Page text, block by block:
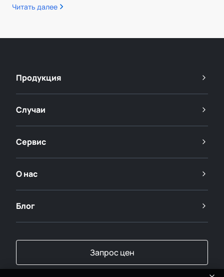
Читать далее
Продукция
Случаи
Сервис
О нас
Блог
Запрос цен